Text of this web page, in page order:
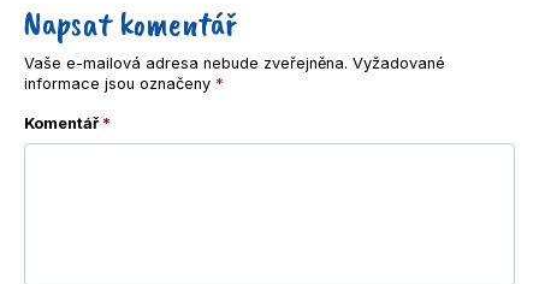
Napsat komentář
Vaše e-mailová adresa nebude zveřejněna. Vyžadované
informace jsou označeny *
Komentář *